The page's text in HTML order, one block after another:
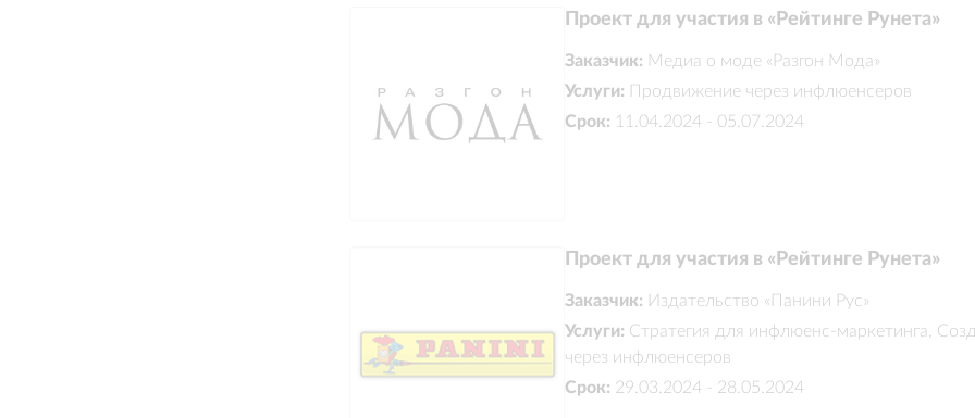
Проект для участия в «Рейтинге Рунета»
Заказчик: Медиа о моде «Разгон Мода»
Услуги:
Продвижение через инфлюенсеров
Срок: 11.04.2024 - 05.07.2024
Проект для участия в «Рейтинге Рунета»
Заказчик: Издательство «Панини Рус»
Услуги: Стратегия для инфлюенс-маркетинга,
через инфлюенсеров
Срок: 29.03.2024 - 28.05.2024